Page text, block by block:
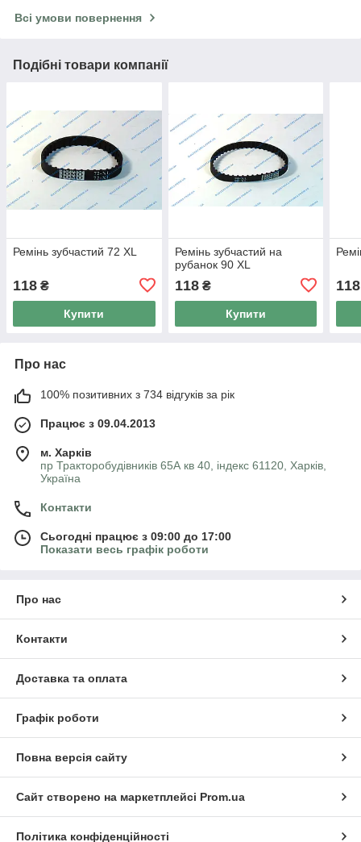
Всі умови повернення
Подібні товари компанії
Ремінь зубчастий 72 XL
118 ₴
Купити
Ремінь зубчастий на
рубанок 90 XL
118₴
Купити
118
Про нас
100% позитивних з 734 відгуків за рік
Працює з 09.04.2013
м. Харків
пр Тракторобудівників 65А кв 40, індекс 61120, Харків,
Україна
Контакти
Сьогодні працює з 09:00 до 17:00
Показати весь графік роботи
Про нас
Контакти
Доставка та оплата
Графік роботи
Повна версія сайту
Сайт створено на маркетплейсі Prom.ua
Політика конфіденційності